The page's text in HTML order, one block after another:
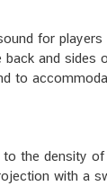
for
and
to
the density
with a